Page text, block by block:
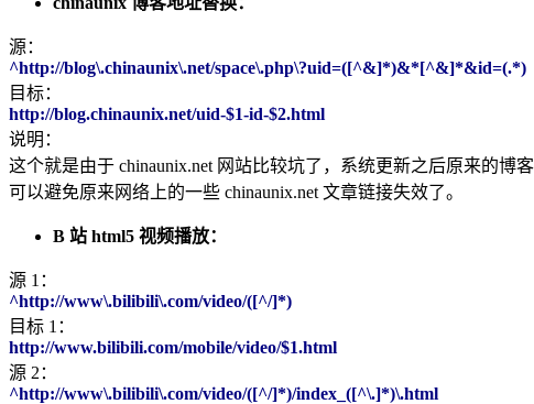
源：
^http://blog\.chinaunix\.net/space\.php\?uid=([^&]*)&*[^&]*&id=(.*)
目标：
http://blog.chinaunix.net/uid-$1-id-$2.html
说明：
这个就是由于 chinaunix.net 网站比较坑了，系统更新之后原来的
可以避免原来网络上的一些 chinaunix.net 文章链接失效了。
B 站 html5 视频播放：
源 1：
^http://www\.bilibili\.com/video/([^/]*)
目标 1：
http://www.bilibili.com/mobile/video/$1.html
源 2：
^http://www\.bilibili\.com/video/([^/]*)/index_([^\.]*)\.html